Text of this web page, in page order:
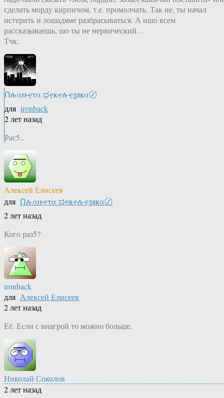
сделать морду кирпичом, т.е. промолчать. Так не, ты начал
истерить и лошадяме разбрасываться. А ишо всем
рассказываешь, шо ты не нервический…
Тчк.
Ոሉαዙҿτα ಭҿҝҿሉҿʓяҝα〄
для ironback
2 лет назад
Рас5..
Алексей Елисеев
для Ոሉαዙҿτα ಭҿҝҿሉҿʓяҝα〄
2 лет назад
Кого раз5?
ironback
для Алексей Елисеев
2 лет назад
Её. Если с виагрой то можно больше.
Николай Соколов
2 лет назад